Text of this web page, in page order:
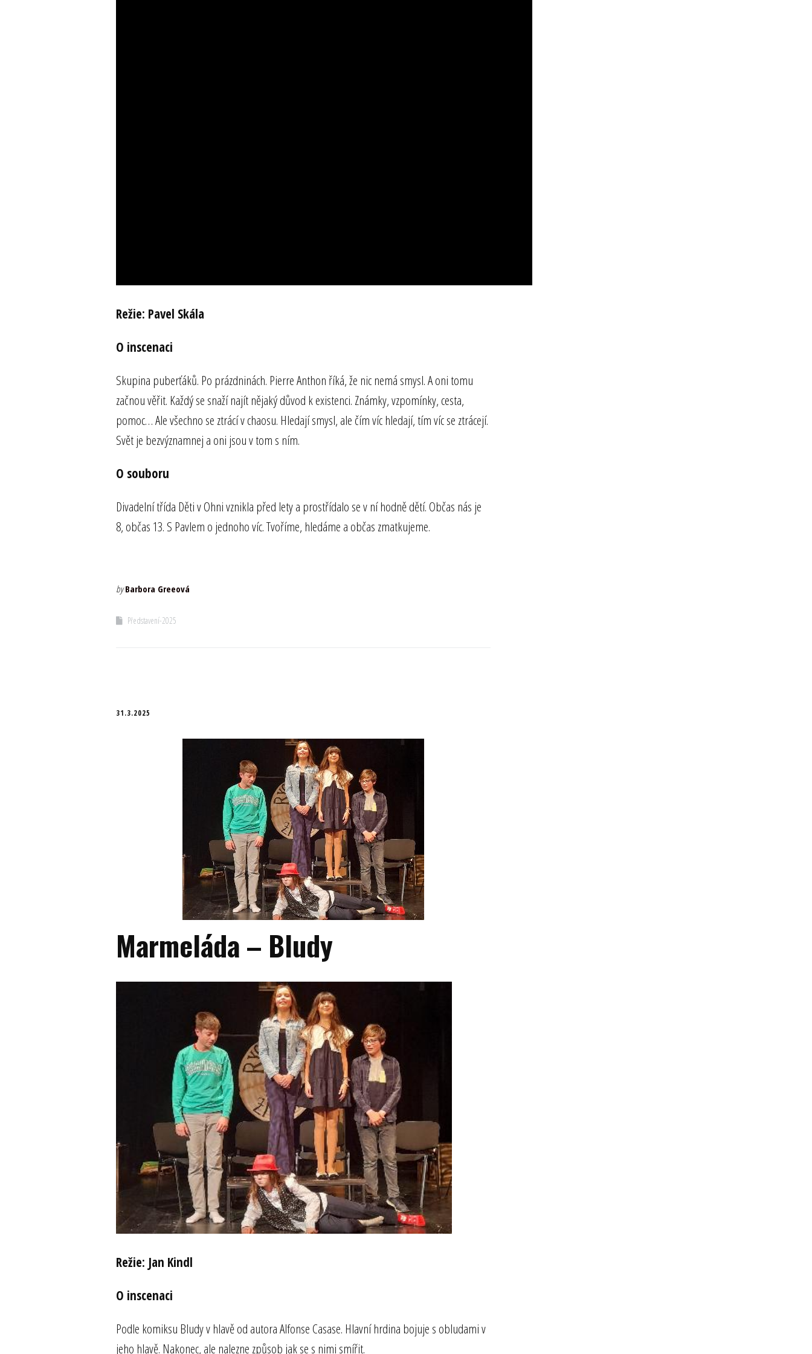
Režie: Pavel Skála
O inscenaci
Skupina puberťáků. Po prázdninách. Pierre Anthon říká, že nic nemá smysl. A oni tomu
začnou věřit. Každý se snaží najít nějaký důvod k existenci. Známky, vzpomínky, cesta,
pomoc… Ale všechno se ztrácí v chaosu. Hledají smysl, ale čím víc hledají, tím víc se ztrácejí.
Svět je bezvýznamnej a oni jsou v tom s ním.
O souboru
Divadelní třída Děti v Ohni vznikla před lety a prostřídalo se v ní hodně dětí. Občas nás je
8, občas 13. S Pavlem o jednoho víc. Tvoříme, hledáme a občas zmatkujeme.
byBarbora Greeová
Představení-2025
31.3.2025
Marmeláda – Bludy
Režie: Jan Kindl
O inscenaci
Podle komiksu Bludy v hlavě od autora Alfonse Casase. Hlavní hrdina bojuje s obludami v
jeho hlavě. Nakonec, ale nalezne způsob jak se s nimi smířit.